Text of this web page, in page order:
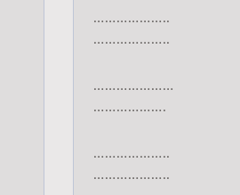
………………..
………………..
…………………
……………….
………………..
………………..